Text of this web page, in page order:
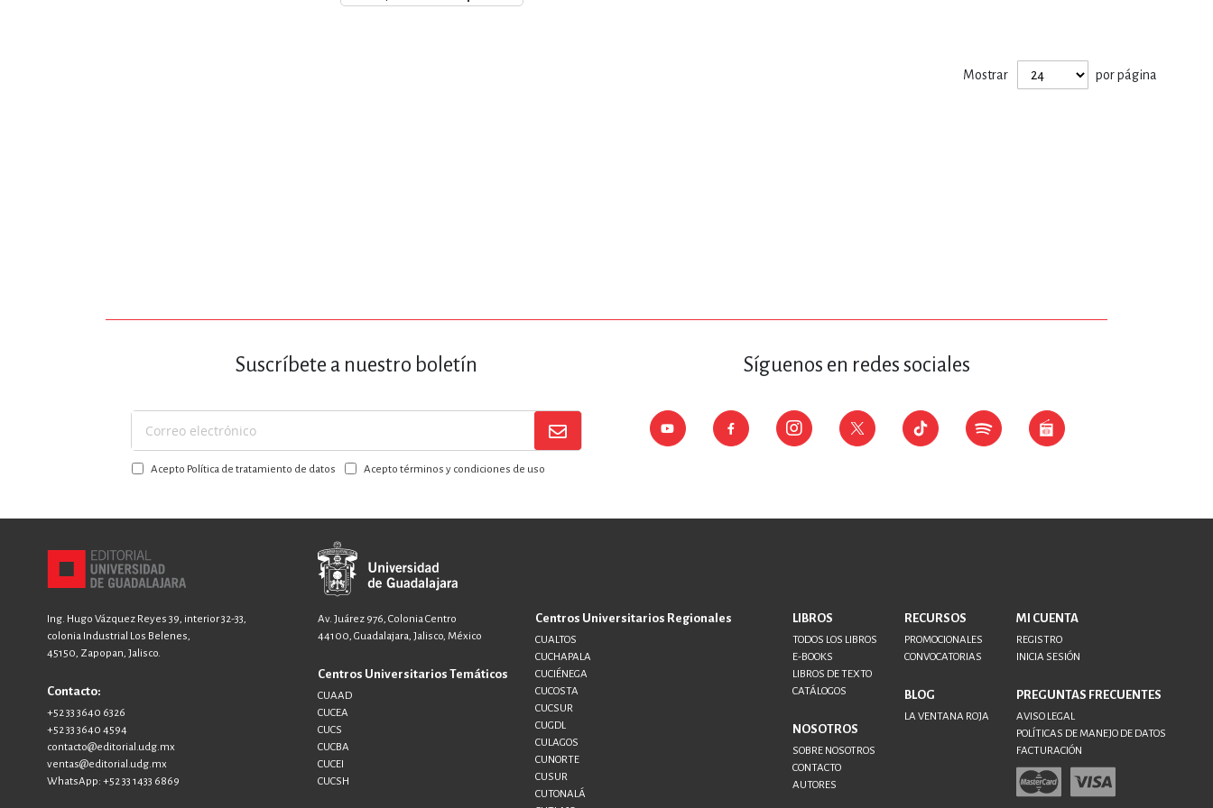
MATEMÁTICAS Y CIENCIAS
NOVELA GRÁFICA, LIBROS DE CÓMICS, DIBUJOS ANIMADOS
TECNOLOGÍA, INGENIERÍA, AGRICULTURA
Mostrar por página
Suscríbete a nuestro boletín
Suscríbase
a
nuestroAcepto Política de tratamiento de datos Acepto términos y condiciones de uso
Síguenos en redes sociales
Ing. Hugo Vázquez Reyes 39, interior 32-33,
colonia Industrial Los Belenes,
45150, Zapopan, Jalisco.
Contacto:
+52 33 3640 6326
+52 33 3640 4594
contacto@editorial.udg.mx
ventas@editorial.udg.mx
WhatsApp: +52 33 1433 6869
Av. Juárez 976, Colonia Centro
44100, Guadalajara, Jalisco, México
Centros Universitarios Temáticos
CUAAD
CUCEA
CUCS
CUCBA
CUCEI
CUCSH
Centros Universitarios Regionales
CUALTOS
CUCHAPALA
CUCIÉNEGA
CUCOSTA
CUCSUR
CUGDL
CULAGOS
CUNORTE
CUSUR
CUTONALÁ
LIBROS
TODOS LOS LIBROS
E-BOOKS
LIBROS DE TEXTO
CATÁLOGOS
NOSOTROS
SOBRE NOSOTROS
CONTACTO
AUTORES
RECURSOS
PROMOCIONALES
CONVOCATORIAS
BLOG
LA VENTANA ROJA
MI CUENTA
REGISTRO
INICIA SESIÓN
PREGUNTAS FRECUENTES
AVISO LEGAL
POLÍTICAS DE MANEJO DE DATOS
FACTURACIÓN